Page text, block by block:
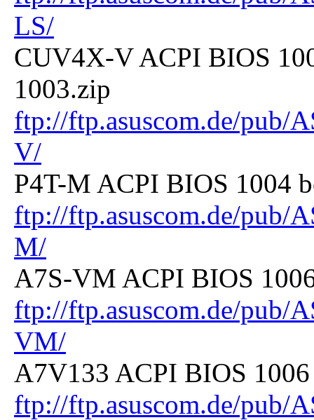
LS/
CUV4X-V ACPI BIOS
1003.zip
ftp://ftp.asuscom.de/pub/
V/
P4T-M ACPI BIOS 1004
ftp://ftp.asuscom.de/pub/
M/
A7S-VM ACPI BIOS
ftp://ftp.asuscom.de/pub/
VM/
A7V133 ACPI BIOS
ftp://ftp.asuscom.de/pub/